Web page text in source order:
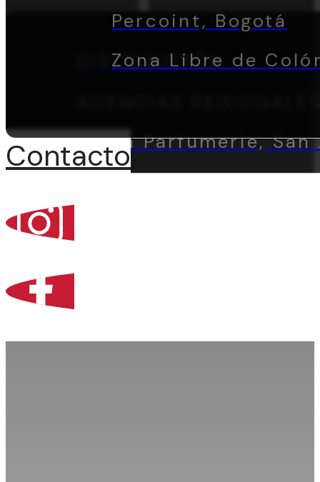
DISTRIBUCIÓN
La Parfumerie,
Percoint, Bogotá
Contacto
Percoint, Bogotá
Zona Libre de
Contacto